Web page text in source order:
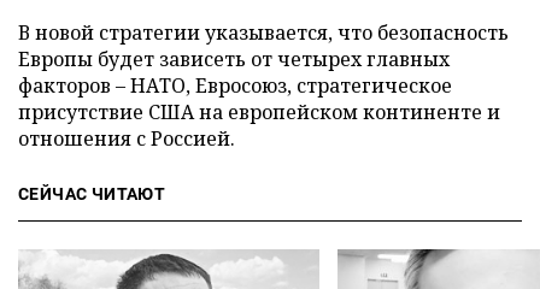
В новой стратегии указывается, что безопасность
Европы будет зависеть от четырех главных
факторов – НАТО, Евросоюз, стратегическое
присутствие США на европейском континенте и
отношения с Россией.
СЕЙЧАС ЧИТАЮТ